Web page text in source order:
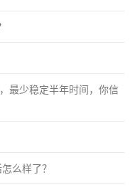
最少稳定半年时间，你信
么样了？